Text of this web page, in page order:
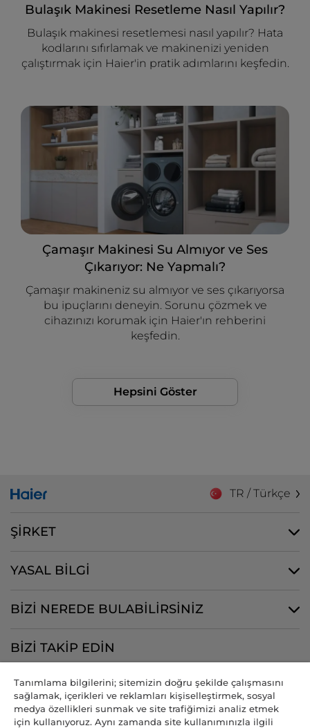
Bulaşık Makinesi Resetleme Nasıl Yapılır?
Bulaşık makinesi resetlemesi nasıl yapılır? Hata
kodlarını sıfırlamak ve makinenizi yeniden
çalıştırmak için Haier'in pratik adımlarını keşfedin.
Çamaşır Makinesi Su Almıyor ve Ses
Çıkarıyor: Ne Yapmalı?
Çamaşır makineniz su almıyor ve ses çıkarıyorsa
bu ipuçlarını deneyin. Sorunu çözmek ve
cihazınızı korumak için Haier'ın rehberini
keşfedin.
Hepsini Göster
TR / Türkçe
ŞİRKET
YASAL BİLGİ
BİZİ NEREDE BULABİLİRSİNİZ
BİZİ TAKİP EDİN
CANDY HOOVER GROUP S.r.I. - Tek Hissedar - MERKEZİ OFİS: Via
Tanımlama bilgilerini; sitemizin doğru şekilde çalışmasını
sağlamak, içerikleri ve reklamları kişiselleştirmek, sosyal
medya özellikleri sunmak ve site trafiğimizi analiz etmek
için kullanıyoruz. Aynı zamanda site kullanımınızla ilgili